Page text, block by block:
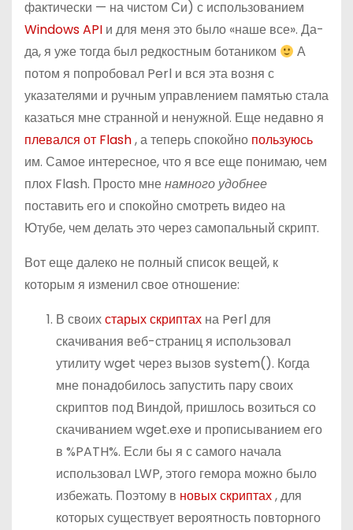
фактически — на чистом Си) с использованием
Windows API и для меня это было «наше все». Да-
да, я уже тогда был редкостным ботаником
А
потом я попробовал Perl и вся эта возня с
указателями и ручным управлением памятью стала
казаться мне странной и ненужной. Еще недавно я
плевался от Flash, а теперь спокойно пользуюсь
им. Самое интересное, что я все еще понимаю, чем
плох Flash. Просто мненамного удобнее
поставить его и спокойно смотреть видео на
Ютубе, чем делать это через самопальный скрипт.
Вот еще далеко не полный список вещей, к
которым я изменил свое отношение:
В своихстарых скриптах на Perl для
скачивания веб-страниц я использовал
утилиту wget через вызов system(). Когда
мне понадобилось запустить пару своих
скриптов под Виндой, пришлось возиться со
скачиванием wget.exe и прописыванием его
в %PATH%. Если бы я с самого начала
использовал LWP, этого гемора можно было
избежать. Поэтому в новых скриптах, для
которых существует вероятность повторного